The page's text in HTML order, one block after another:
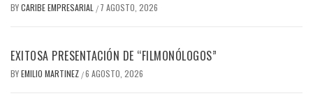
BYCARIBE EMPRESARIAL / 7 AGOSTO, 2026
EXITOSA PRESENTACIÓN DE “FILMONÓLOGOS”
BYEMILIO MARTINEZ /6 AGOSTO, 2026